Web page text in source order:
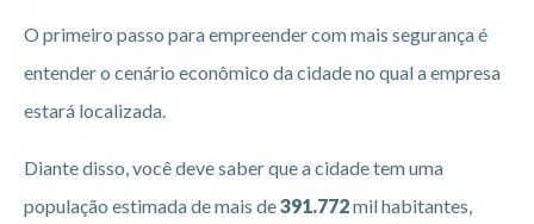
O primeiro passo para empreender com mais segurança é
entender o cenário econômico da cidade no qual a empresa
estará localizada.
Diante disso, você deve saber que a cidade tem uma
população estimada de mais de391.772mil habitantes,